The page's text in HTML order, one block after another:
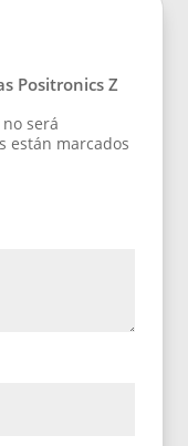
Positronics Z
será
están marcados